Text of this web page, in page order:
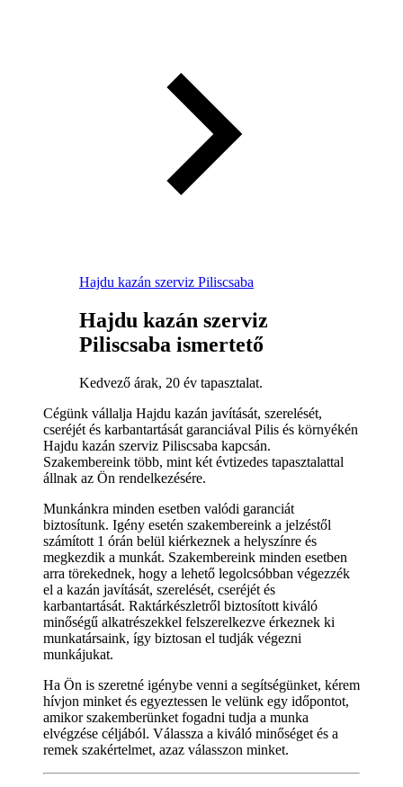
Hajdu kazán szerviz Piliscsaba
Hajdu kazán szerviz
Piliscsaba ismertető
Kedvező árak, 20 év tapasztalat.
Cégünk vállalja Hajdu kazán javítását, szerelését,
cseréjét és karbantartását garanciával Pilis és környékén
Hajdu kazán szerviz Piliscsaba kapcsán.
Szakembereink több, mint két évtizedes tapasztalattal
állnak az Ön rendelkezésére.
Munkánkra minden esetben valódi garanciát
biztosítunk. Igény esetén szakembereink a jelzéstől
számított 1 órán belül kiérkeznek a helyszínre és
megkezdik a munkát. Szakembereink minden esetben
arra törekednek, hogy a lehető legolcsóbban végezzék
el a kazán javítását, szerelését, cseréjét és
karbantartását. Raktárkészletről biztosított kiváló
minőségű alkatrészekkel felszerelkezve érkeznek ki
munkatársaink, így biztosan el tudják végezni
munkájukat.
Ha Ön is szeretné igénybe venni a segítségünket, kérem
hívjon minket és egyeztessen le velünk egy időpontot,
amikor szakemberünket fogadni tudja a munka
elvégzése céljából. Válassza a kiváló minőséget és a
remek szakértelmet, azaz válasszon minket.